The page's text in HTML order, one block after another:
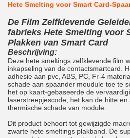
Hete Smelting voor Smart Card-
De Film Zelfklevende
fabrieks Hete Smelting voor
Plakken van Smart Card
Beschrijving:
Deze hete smeltings zelfklevende film
inkapseling van de contactsmartcard.
adhesie aan pvc, ABS, PC, Fr-4
schade aan spaander moudule toe te
het op kaart-gebaseerde de
laserstreepjescode, het kan de hitte
thermische schade van module.
Dit product behoort tot gewijzigde
zwarte hete smeltings plakband. De